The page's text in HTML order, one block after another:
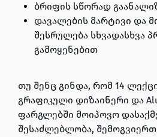
ბრიფის სწორად
დავალების მარტივი და
შესრულება სხვადასხვა
გამოყენებით
თუ შენც გინდა, რომ 14
გრაფიკული დიზაინერი და
ფარგლებში მოიპოვო
შესაძლებლობა,